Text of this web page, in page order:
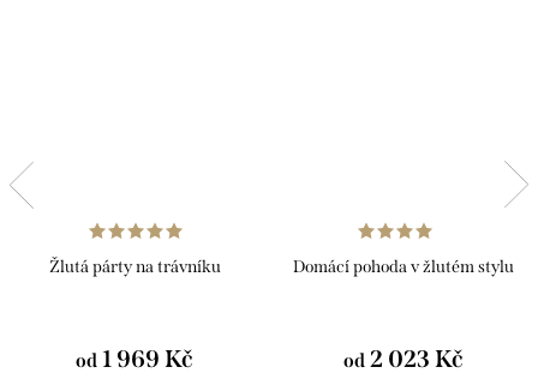
Žlutá párty na trávníku
od 1 969 Kč
Domácí pohoda v žlutém stylu
od 2 023 Kč